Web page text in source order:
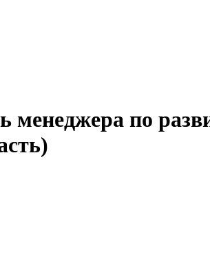
менеджера по